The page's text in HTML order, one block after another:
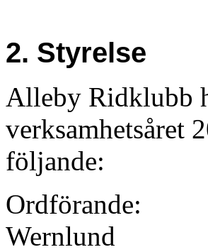
2. Styrelse
Alleby Ridklubb
verksamhetsåret
följande:
Ordförande:
Wernlund